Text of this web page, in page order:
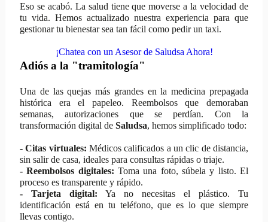
Eso se acabó. La salud tiene que moverse a la velocidad de
tu vida. Hemos actualizado nuestra experiencia para que
gestionar tu bienestar sea tan fácil como pedir un taxi.
¡Chatea con un Asesor de Saludsa Ahora!
Adiós a la "tramitología"
Una de las quejas más grandes en la medicina prepagada
histórica era el papeleo. Reembolsos que demoraban
semanas, autorizaciones que se perdían. Con la
transformación digital de Saludsa, hemos simplificado todo:
- Citas virtuales: Médicos calificados a un clic de distancia,
sin salir de casa, ideales para consultas rápidas o triaje.
- Reembolsos digitales: Toma una foto, súbela y listo. El
proceso es transparente y rápido.
- Tarjeta digital: Ya no necesitas el plástico. Tu
identificación está en tu teléfono, que es lo que siempre
llevas contigo.